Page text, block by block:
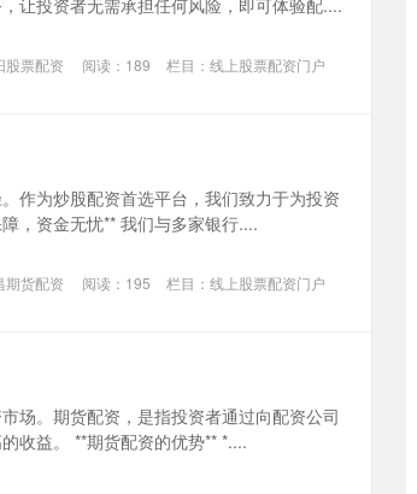
让投资者无需承担任何风险，即可体验配....
股票配资 阅读： 189 栏目：线上股票配资门户
作为炒股配资首选平台，我们致力于为投资
，资金无忧** 我们与多家银行....
期货配资 阅读： 195 栏目：线上股票配资门户
场。期货配资，是指投资者通过向配资公司
收益。 **期货配资的优势** *....